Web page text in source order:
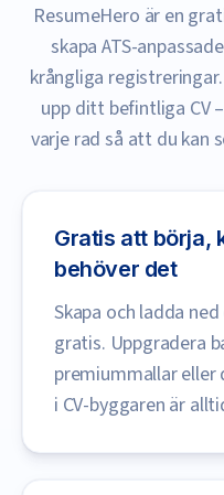
ResumeHero är en
skapa ATS-
krångliga
upp ditt befintliga CV
varje rad så att du kan
Gratis att börja,
behöver det
Skapa och ladda
gratis. Uppgradera
premiummallar eller
i CV-byggaren är